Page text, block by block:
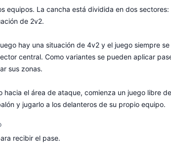
equipos. La cancha está dividida en dos
de 2v2.
hay una situación de 4v2 y el juego siempre
central. Como variantes se pueden aplicar
sus zonas.
hacia el área de ataque, comienza un juego libre
y jugarlo a los delanteros de su propio equipo.
recibir el pase.